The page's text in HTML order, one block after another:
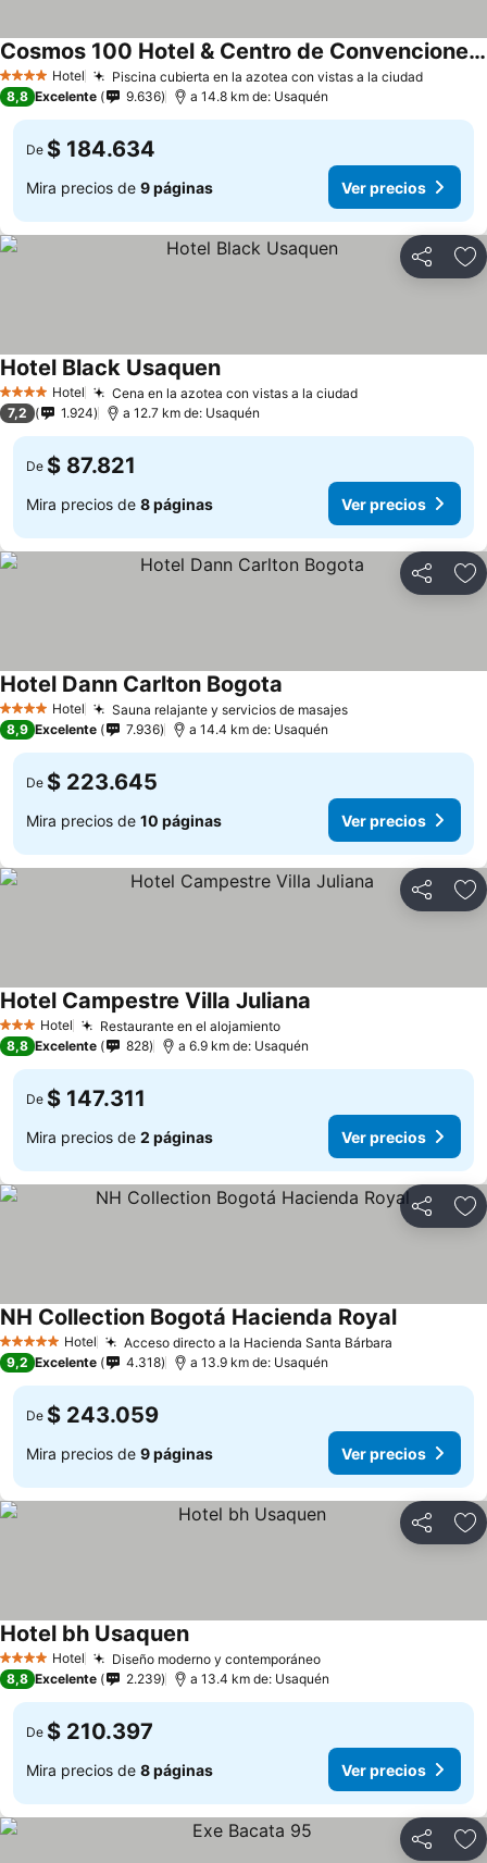
4 EstrellasHotel Piscina cubierta en la azotea con vistas a la ciudadVer
Cosmos 100 Hotel & Centro de Convenciones - Hoteles Cosmos
Ver precios
8,8 Excelente 9.636 a 14.8 km de: Usaquén
De $ 184.634
Mira precios de 9 páginas Ver precios
Compartir
4 EstrellasHotel Cena en la azotea con vistas a la ciudadVer precios
Hotel Black UsaquenVer precios
7,2 1.924 a 12.7 km de: Usaquén
De $ 87.821
Mira precios de 8 páginas Ver precios
Compartir
4 EstrellasHotel Sauna relajante y servicios de masajesVer precios
Hotel Dann Carlton Bogota
8,9 Excelente 7.936 a 14.4 km de: Usaquén
De $ 223.645
Mira precios de 10 páginas Ver precios
Compartir
3 Estrellas
Hotel Restaurante en el alojamientoVer precios
Hotel Campestre Villa Juliana
8,8 Excelente 828 a 6.9 km de: Usaquén
De $ 147.311
Mira precios de 2 páginas Ver precios
Compartir
5 Estrellas Hotel Acceso directo a la Hacienda Santa Bárbara
NH Collection Bogotá Hacienda RoyalVer
9,2 Excelente 4.318 a 13.9 km de: Usaquén
De $ 243.059
Mira precios de 9 páginas Ver precios
Compartir
4 EstrellasHotel Diseño moderno y contemporáneoVer precios
Hotel bh UsaquenVer precios
8,8 Excelente 2.239 a 13.4 km de: Usaquén
De $ 210.397
Mira precios de 8 páginas Ver precios
Compartir